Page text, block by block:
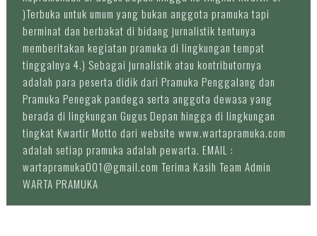
)Terbuka untuk umum yang bukan anggota pramuka tapi
berminat dan berbakat di bidang jurnalistik tentunya
memberitakan kegiatan pramuka di lingkungan tempat
tinggalnya 4.) Sebagai jurnalistik atau kontributornya
adalah para peserta didik dari Pramuka Penggalang dan
Pramuka Penegak pandega serta anggota dewasa yang
berada di lingkungan Gugus Depan hingga di lingkungan
tingkat Kwartir Motto dari website www.wartapramuka.com
adalah setiap pramuka adalah pewarta. EMAIL :
wartapramuka001@gmail.com Terima Kasih Team Admin
WARTA PRAMUKA